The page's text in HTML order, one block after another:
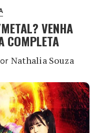
VENHA
COMPLETA
Nathalia Souza